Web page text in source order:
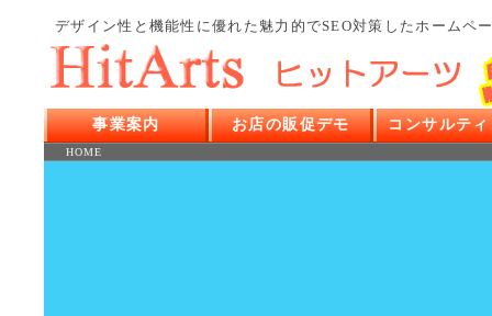
デザイン性と 機能性に優れた 魅力 的でSEO対策 したホームペ
事業案内 お店の販促デモ コンサルテ
HOME